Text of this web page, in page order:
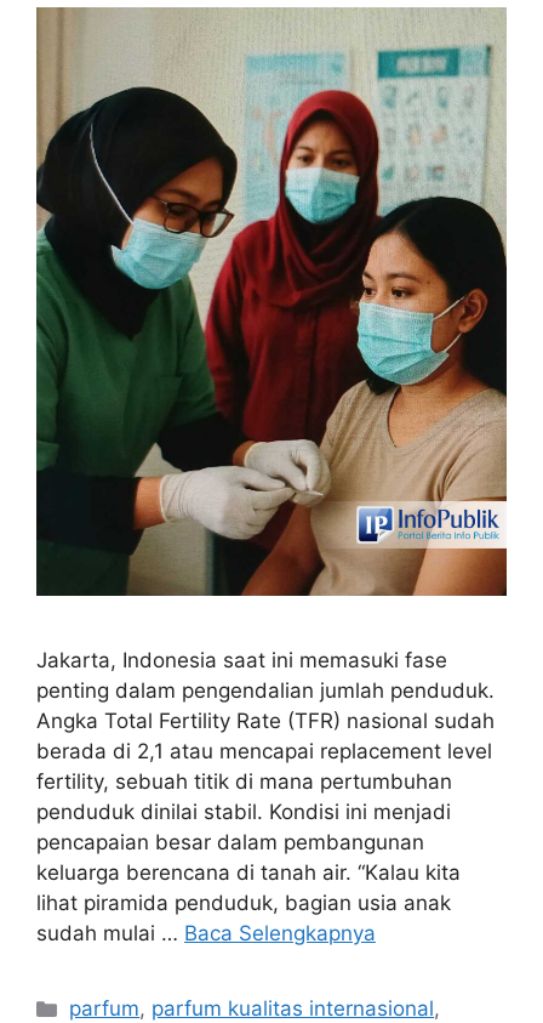
Jakarta, Indonesia saat ini memasuki fase
penting dalam pengendalian jumlah penduduk.
Angka Total Fertility Rate (TFR) nasional sudah
berada di 2,1 atau mencapai replacement level
fertility, sebuah titik di mana pertumbuhan
penduduk dinilai stabil. Kondisi ini menjadi
pencapaian besar dalam pembangunan
keluarga berencana di tanah air. “Kalau kita
lihat piramida penduduk, bagian usia anak
sudah mulai … Baca Selengkapnya
Kategori
parfum, parfum kualitas internasional,